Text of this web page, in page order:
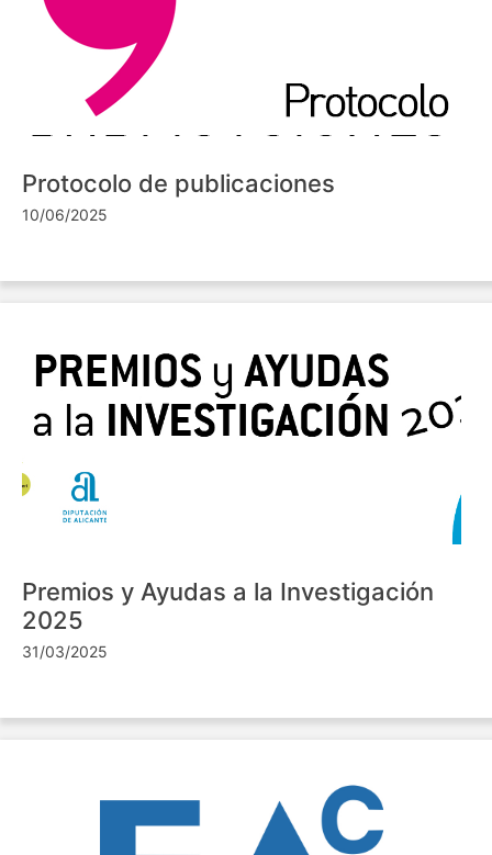
Protocolo de publicaciones
10/06/2025
Premios y Ayudas a la Investigación
2025
31/03/2025